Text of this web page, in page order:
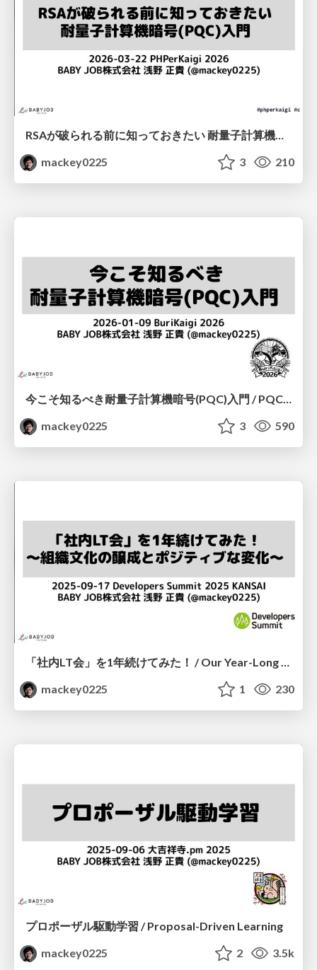
RSAが破られる前に知っておきたい 耐量子計算機暗号(PQC)入門 / Intro to PQC: Preparing for the Post-RSA Era
mackey0225
3 210
今こそ知るべき耐量子計算機暗号(PQC)入門 / PQC: What You Need to Know Now
mackey0225
3 590
「社内LT会」を1年続けてみた！ / Our Year-Long Journey of Internal Lightning Talks
mackey0225
1 230
プロポーザル駆動学習 / Proposal-Driven Learning
mackey0225
2 3.5k